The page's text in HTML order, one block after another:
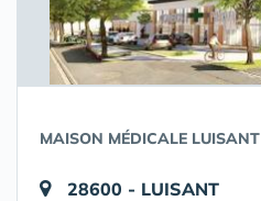
MAISON MÉDICALE LUISANT
28600 - LUISANT